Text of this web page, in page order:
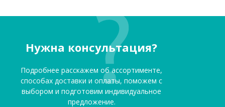
Нужна консультация?
Подробнее расскажем об ассортименте,
способах доставки и оплаты, поможем с
выбором и подготовим индивидуальное
предложение.